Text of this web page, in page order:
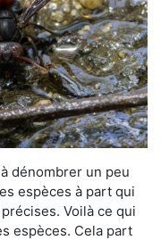
dénombrer un peu
espèces à part qui
Voilà ce qui
espèces. Cela part